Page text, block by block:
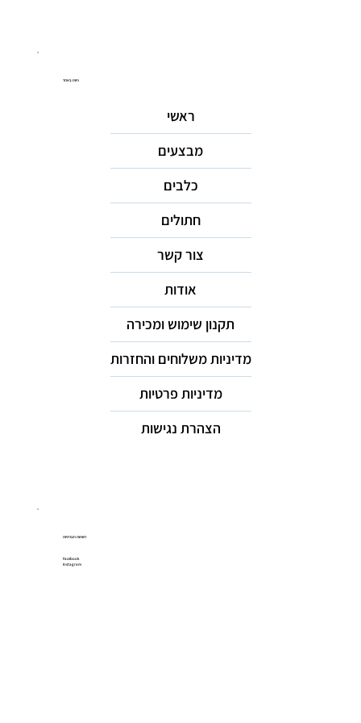
ניווט באתר
ראשי
מבצעים
כלבים
חתולים
צור קשר
אודות
תקנון שימוש ומכירה
מדיניות משלוחים והחזרות
מדיניות פרטיות
הצהרת נגישות
רשתות חברתיות
Facebook
Instagram